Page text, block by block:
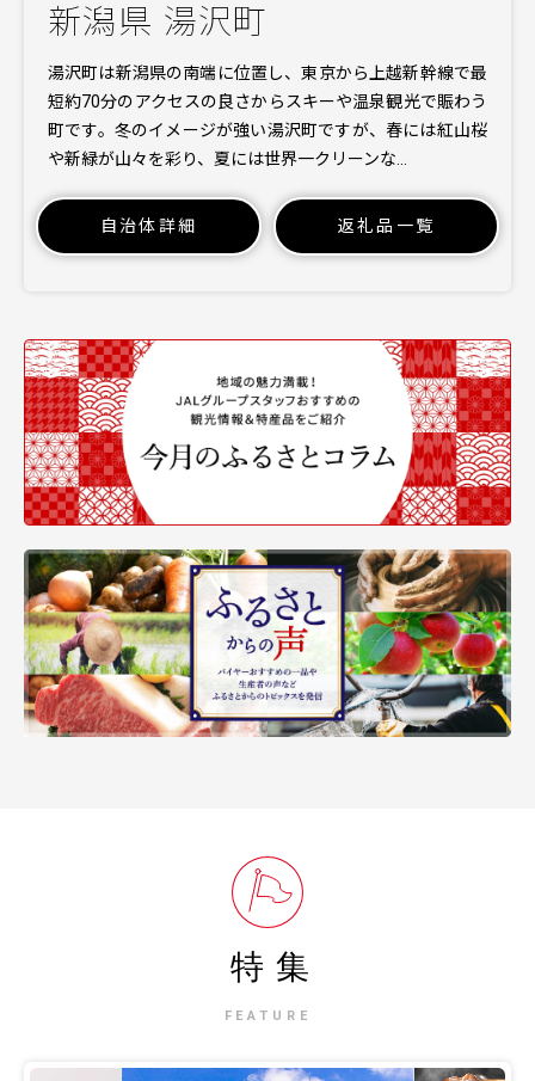
新潟県 湯沢町
湯沢町は新潟県の南端に位置し、東京から上越新幹線で最
短約70分のアクセスの良さからスキーや温泉観光で賑わう
町です。冬のイメージが強い湯沢町ですが、春には紅山桜
や新緑が山々を彩り、夏には世界一クリーンな…
自治体詳細 返礼品一覧
特集
FEATURE